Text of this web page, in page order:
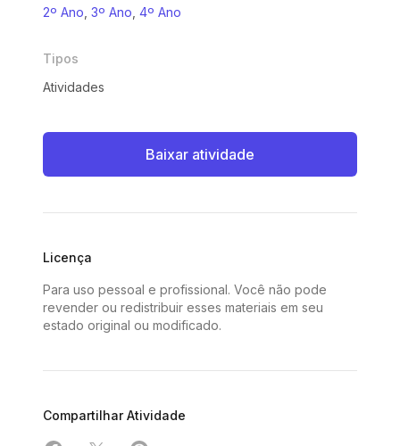
2º Ano 3º Ano 4º Ano
Tipos
Atividades
Baixar atividade
Licença
Para uso pessoal e profissional. Você não pode
revender ou redistribuir esses materiais em seu
estado original ou modificado.
Compartilhar Atividade